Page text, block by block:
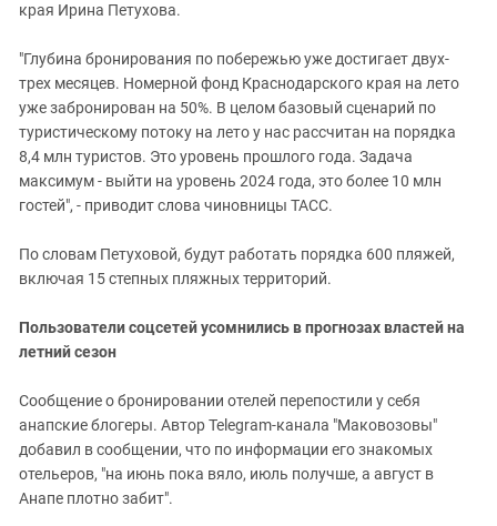
края Ирина Петухова.
"Глубина бронирования по побережью уже достигает двух-
трех месяцев. Номерной фонд Краснодарского края на лето
уже забронирован на 50%. В целом базовый сценарий по
туристическому потоку на лето у нас рассчитан на порядка
8,4 млн туристов. Это уровень прошлого года. Задача
максимум - выйти на уровень 2024 года, это более 10 млн
гостей", - приводит слова чиновницы ТАСС.
По словам Петуховой, будут работать порядка 600 пляжей,
включая 15 степных пляжных территорий.
Пользователи соцсетей усомнились в прогнозах властей на
летний сезон
Сообщение о бронировании отелей перепостили у себя
анапские блогеры. Автор Telegram-канала "Маковозовы"
добавил в сообщении, что по информации его знакомых
отельеров, "на июнь пока вяло, июль получше, а август в
Анапе плотно забит".